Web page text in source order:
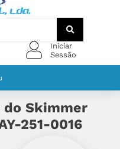
Iniciar
Sessão
do Skimmer
251-0016